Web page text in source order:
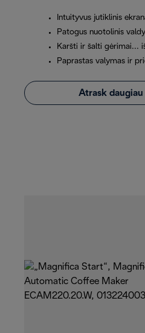
Intuityvus jutiklinis
Patogus nuotolinis
Karšti ir šalti gėrimai...
Paprastas valymas ir
Atrask daugiau